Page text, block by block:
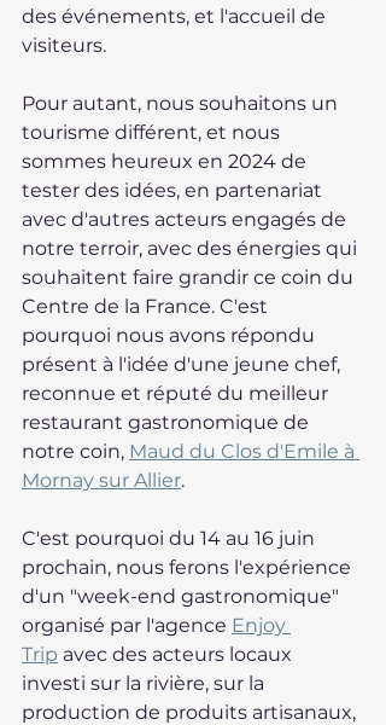
des événements, et l'accueil de
visiteurs.
Pour autant, nous souhaitons un
tourisme différent, et nous
sommes heureux en 2024 de
tester des idées, en partenariat
avec d'autres acteurs engagés de
notre terroir, avec des énergies qui
souhaitent faire grandir ce coin du
Centre de la France. C'est
pourquoi nous avons répondu
présent à l'idée d'une jeune chef,
reconnue et réputé du meilleur
restaurant gastronomique de
notre coin, Maud du Clos d'Emile à
Mornay sur Allier.
C'est pourquoi du 14 au 16 juin
prochain, nous ferons l'expérience
d'un "week-end gastronomique"
organisé par l'agence Enjoy
Trip avec des acteurs locaux
investi sur la rivière, sur la
production de produits artisanaux,